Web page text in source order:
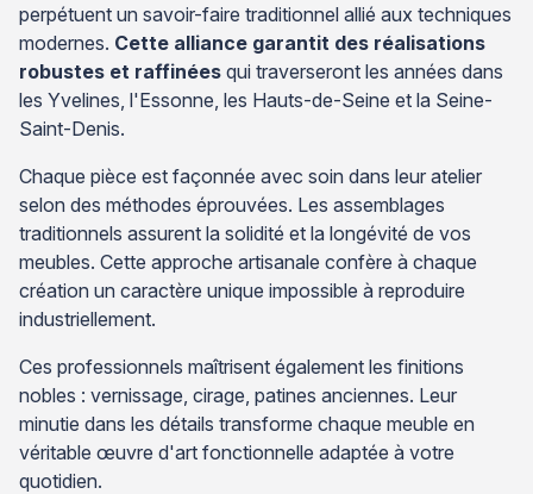
perpétuent un savoir-faire traditionnel allié aux techniques
modernes. Cette alliance garantit des réalisations
robustes et raffinées qui traverseront les années dans
les Yvelines, l'Essonne, les Hauts-de-Seine et la Seine-
Saint-Denis.
Chaque pièce est façonnée avec soin dans leur atelier
selon des méthodes éprouvées. Les assemblages
traditionnels assurent la solidité et la longévité de vos
meubles. Cette approche artisanale confère à chaque
création un caractère unique impossible à reproduire
industriellement.
Ces professionnels maîtrisent également les finitions
nobles : vernissage, cirage, patines anciennes. Leur
minutie dans les détails transforme chaque meuble en
véritable œuvre d'art fonctionnelle adaptée à votre
quotidien.